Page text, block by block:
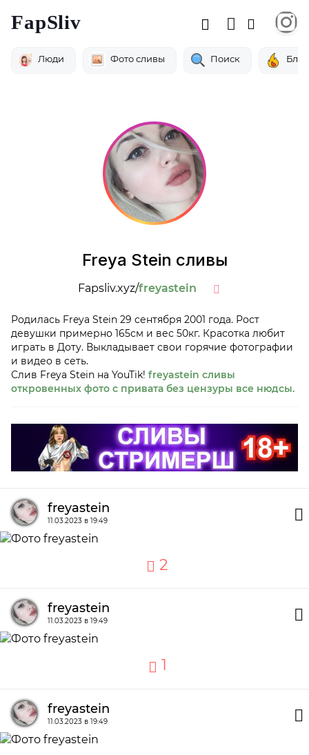
FapSliv
Люди Фото сливы Поиск
Freya Stein сливы
Fapsliv.xyz/freyastein
Родилась Freya Stein 29 сентября 2001 года. Рост
девушки примерно 165см и вес 50кг. Красотка любит
играть в Доту. Выкладывает свои горячие фотографии
и видео в сеть.
Слив Freya Stein на YouTik! freyastein сливы
откровенных фото с привата без цензуры все нюдсы.
freyastein
11.03.2023 в 19:49
2
freyastein
11.03.2023 в 19:49
1
freyastein
11.03.2023 в 19:49